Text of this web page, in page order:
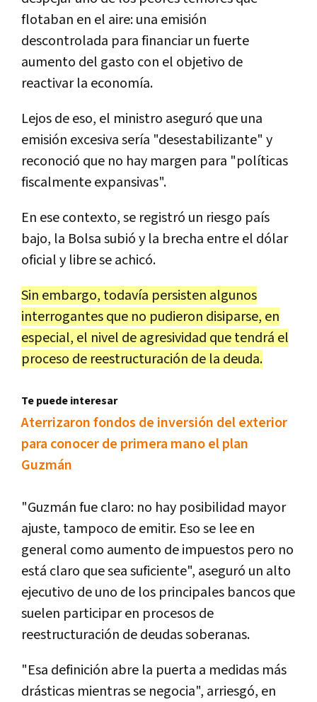
flotaban en el aire: una emisión
descontrolada para financiar un fuerte
aumento del gasto con el objetivo de
reactivar la economía.
Lejos de eso, el ministro aseguró que una
emisión excesiva sería "desestabilizante" y
reconoció que no hay margen para "políticas
fiscalmente expansivas".
En ese contexto, se registró un riesgo país
bajo, la Bolsa subió y la brecha entre el dólar
oficial y libre se achicó.
Sin embargo, todavía persisten algunos
interrogantes que no pudieron disiparse, en
especial, el nivel de agresividad que tendrá el
proceso de reestructuración de la deuda.
Te puede interesar
Aterrizaron fondos de inversión del exterior
para conocer de primera mano el plan
Guzmán
"Guzmán fue claro: no hay posibilidad mayor
ajuste, tampoco de emitir. Eso se lee en
general como aumento de impuestos pero no
está claro que sea suficiente", aseguró un alto
ejecutivo de uno de los principales bancos que
suelen participar en procesos de
reestructuración de deudas soberanas.
"Esa definición abre la puerta a medidas más
drásticas mientras se negocia", arriesgó, en